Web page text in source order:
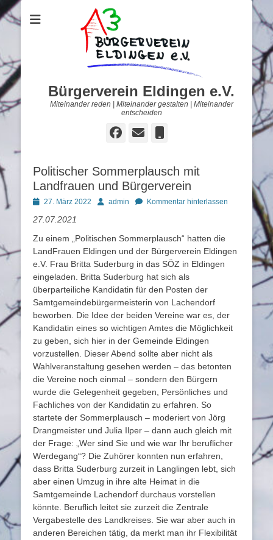
Bürgerverein Eldingen e.V.
Miteinander reden | Miteinander gestalten | Miteinander
entscheiden
Facebook
E-
Politischer Sommerplausch mit
Landfrauen und Bürgerverein
Posted27. März 2022 Autoradmin Kommentar hinterlassen
27.07.2021
Zu einem „Politischen Sommerplausch“ hatten die
LandFrauen Eldingen und der Bürgerverein Eldingen
e.V. Frau Britta Suderburg in das SÖZ in Eldingen
eingeladen. Britta Suderburg hat sich als
überparteiliche Kandidatin für den Posten der
Samtgemeindebürgermeisterin von Lachendorf
beworben. Die Idee der beiden Vereine war es, der
Kandidatin eines so wichtigen Amtes die Möglichkeit
zu geben, sich hier in der Gemeinde Eldingen
vorzustellen. Dieser Abend sollte aber nicht als
Wahlveranstaltung gesehen werden – das betonten
die Vereine noch einmal – sondern den Bürgern
wurde die Gelegenheit gegeben, Persönliches und
Fachliches von der Kandidatin zu erfahren. So
startete der Sommerplausch – moderiert von Jörg
Drangmeister und Julia Ilper – dann auch gleich mit
der Frage: „Wer sind Sie und wie war Ihr beruflicher
Werdegang“? Die Zuhörer konnten nun erfahren,
dass Britta Suderburg zurzeit in Langlingen lebt, sich
aber einen Umzug in ihre alte Heimat in die
Samtgemeinde Lachendorf durchaus vorstellen
könnte. Beruflich leitet sie zurzeit die Zentrale
Vergabestelle des Landkreises. Sie war aber auch in
anderen Bereichen tätig, da merkt man ihr Flexibilität